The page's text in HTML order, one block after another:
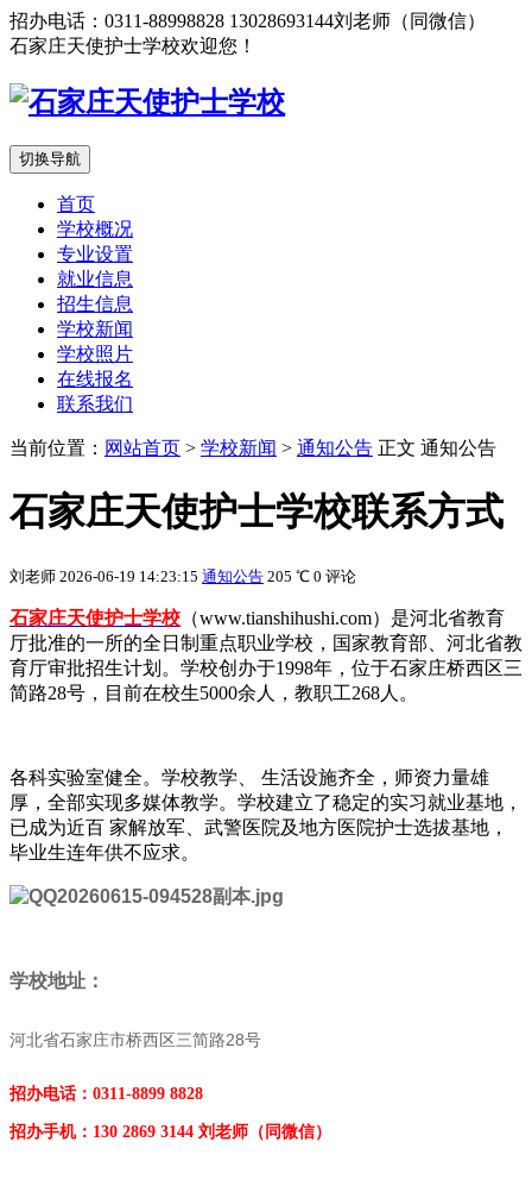
招办电话：0311-88998828 13028693144刘老师（同微信）
石家庄天使护士学校欢迎您！
切换导航
首页
学校概况
专业设置
就业信息
招生信息
学校新闻
学校照片
在线报名
联系我们
当前位置： 网站首页 > 学校新闻 > 通知公告 正文 通知公告
石家庄天使护士学校联系方式
刘老师 2026-06-19 14:23:15 通知公告 205 ℃ 0 评论
石家庄天使护士学校 （www.tianshihushi.com）是河北省教育
厅批准的一所的全日制重点职业学校，国家教育部、河北省教
育厅审批招生计划。学校创办于1998年，位于石家庄桥西区三
简路28号，目前在校生5000余人，教职工268人。
各科实验室健全。学校教学、 生活设施齐全，师资力量雄
厚，全部实现多媒体教学。学校建立了稳定的实习就业基地，
已成为近百 家解放军、武警医院及地方医院护士选拔基地，
毕业生连年供不应求。
学校地址：
河北省石家庄市桥西区三简路28号
招办电话：0311-8899 8828
招办手机：130 2869 3144 刘老师（同微信）